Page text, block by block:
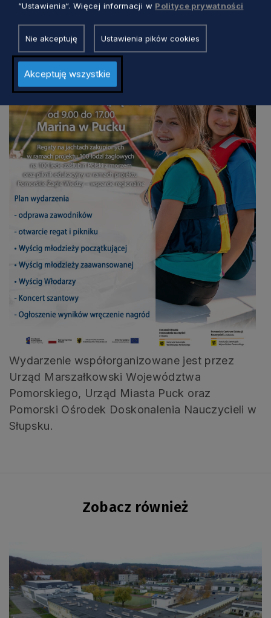
Wydarzenie współorganizowane jest przez
Urząd Marszałkowski Województwa
Pomorskiego, Urząd Miasta Puck oraz
Pomorski Ośrodek Doskonalenia Nauczycieli w
Słupsku.
Zobacz również
“Ustawienia“. Więcej informacji w Polityce prywatności
Nie akceptuję Ustawienia pików cookies
Akceptuję wszystkie